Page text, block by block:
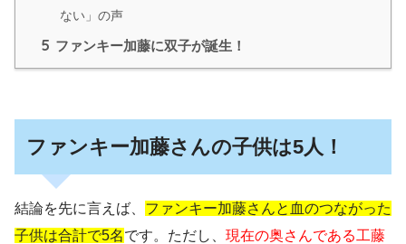
ない」の声
5 ファンキー加藤に双子が誕生！
ファンキー加藤さんの子供は5人！
結論を先に言えば、 ファンキー加藤さんと血のつながった
子供は合計で5名です。ただし、 現在の奥さんである工藤